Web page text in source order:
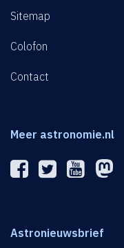
Sitemap
Colofon
Contact
Meer astronomie.nl
Astronieuwsbrief